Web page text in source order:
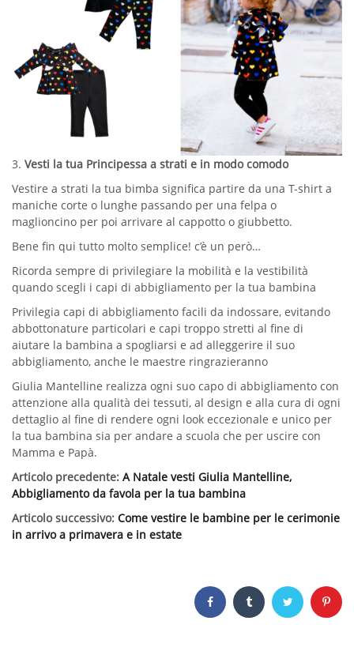
3. Vesti la tua Principessa a strati e in modo comodo
Vestire a strati la tua bimba significa partire da una T-shirt a
maniche corte o lunghe passando per una felpa o
maglioncino per poi arrivare al cappotto o giubbetto.
Bene fin qui tutto molto semplice! c’è un però…
Ricorda sempre di privilegiare la mobilità e la vestibilità
quando scegli i capi di abbigliamento per la tua bambina
Privilegia capi di abbigliamento facili da indossare, evitando
abbottonature particolari e capi troppo stretti al fine di
aiutare la bambina a spogliarsi e ad alleggerire il suo
abbigliamento, anche le maestre ringrazieranno
Giulia Mantelline realizza ogni suo capo di abbigliamento con
attenzione alla qualità dei tessuti, al design e alla cura di ogni
dettaglio al fine di rendere ogni look eccezionale e unico per
la tua bambina sia per andare a scuola che per uscire con
Mamma e Papà.
Articolo precedente: A Natale vesti Giulia Mantelline,
Abbigliamento da favola per la tua bambina
Articolo successivo: Come vestire le bambine per le cerimonie
in arrivo a primavera e in estate